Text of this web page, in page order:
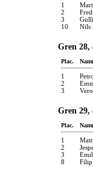
1
2
3
10
Nils
Gren 28,
Plac.
1
2
3
Gren 29,
Plac.
1
2
3
8
Filip